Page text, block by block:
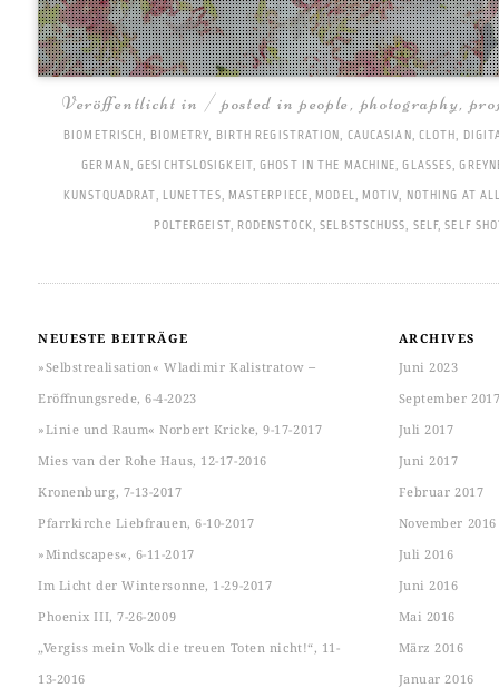
Veröffentlicht in / posted in people, photography,
BIOMETRISCH, BIOMETRY, BIRTH REGISTRATION, CAUCASIAN, CLOTH,
GERMAN,GESICHTSLOSIGKEIT ,GHOST IN THE MACHINE,GLASSES,
KUNSTQUADRAT , LUNETTES, MASTERPIECE, MODEL, MOTIV, NOTHING AT
POLTERGEIST , RODENSTOCK,SELBSTSCHUSS , SELF,SELF
NEUESTE BEITRÄGE
»Selbstrealisation« Wladimir Kalistratow ‒
Eröffnungsrede, 6-4-2023
»Linie und Raum« Norbert Kricke, 9-17-2017
Mies van der Rohe Haus, 12-17-2016
Kronenburg, 7-13-2017
Pfarrkirche Liebfrauen, 6-10-2017
»Mindscapes«, 6-11-2017
Im Licht der Wintersonne, 1-29-2017
Phoenix III, 7-26-2009
„Vergiss mein Volk die treuen Toten nicht!“, 11-
13-2016
ARCHIVES
Juni 2023
September
Juli 2017
Juni 2017
Februar 2017
November 2016
Juli 2016
Juni 2016
Mai 2016
März 2016
Januar 2016